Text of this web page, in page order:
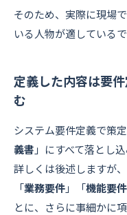
そのため、実際に現場
いる人物が適しているで
定義した内容は要
む
システム要件定義で策
義書 」にすべて落とし込
詳しくは後述しますが
「業務要件」「機能要件
とに、さらに事細かに